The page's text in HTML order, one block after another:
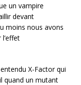
un vampire
devant
moins nous avons
X-Factor qui
quand un mutant